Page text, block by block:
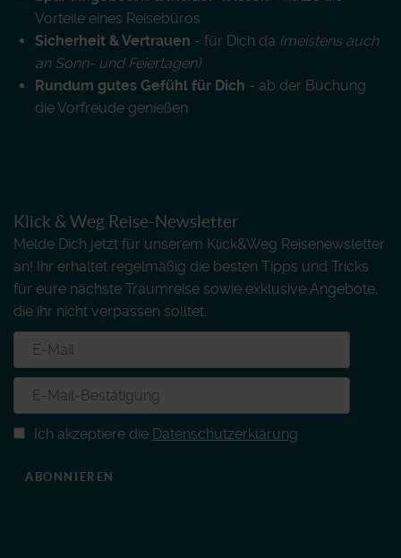
Vorteile eines Reisebüros
Sicherheit & Vertrauen - für Dich da (meistens auch
an Sonn- und Feiertagen)
Rundum gutes Gefühl für Dich - ab der Buchung
die Vorfreude genießen
Klick & Weg Reise-Newsletter
Melde Dich jetzt für unserem Klick&Weg Reisenewsletter
an! Ihr erhaltet regelmäßig die besten Tipps und Tricks
für eure nächste Traumreise sowie exklusive Angebote,
die ihr nicht verpassen solltet.
Ich akzeptiere die Datenschutzerklärung
ABONNIEREN